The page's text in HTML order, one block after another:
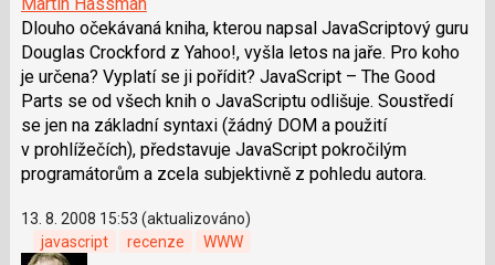
Dlouho očekávaná kniha, kterou napsal JavaScriptový guru
Douglas Crockford z Yahoo!, vyšla letos na jaře. Pro koho
je určena? Vyplatí se ji pořídit? JavaScript – The Good
Parts se od všech knih o JavaScriptu odlišuje. Soustředí
se jen na základní syntaxi (žádný DOM a použití
v prohlížečích), představuje JavaScript pokročilým
programátorům a zcela subjektivně z pohledu autora.
13. 8. 2008 15:53 (aktualizováno)
javascript
recenze WWW